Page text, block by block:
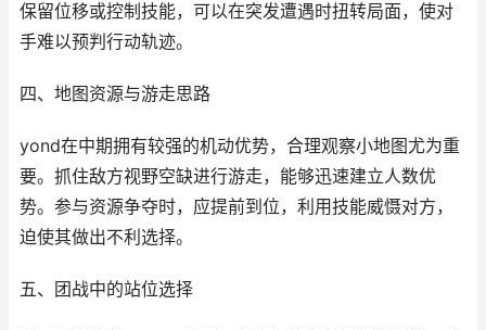
保留位移或控制技能，可以在突发遭遇时扭转局面，使对
手难以预判行动轨迹。
四、地图资源与游走思路
yond在中期拥有较强的机动优势，合理观察小地图尤为重
要。抓住敌方视野空缺进行游走，能够迅速建立人数优
势。参与资源争夺时，应提前到位，利用技能威慑对方，
迫使其做出不利选择。
五、团战中的站位选择